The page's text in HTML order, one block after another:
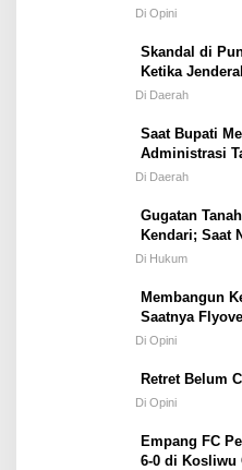
Masyarakat
Di Opini
Skandal di
Di Daerah
Saat Bupati
Administrasi
Di Daerah
Gugatan
Kendari; Saat
Hukum atau
Di Hukum
Membangun
Saatnya
Kota
Di Opini
Retret Belum
Di Opini
Empang FC
6-0 di Kosliwu